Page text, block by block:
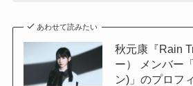
あわせて読みたい
秋元康『Rain
ー） メンバー
ン)」のプロフ